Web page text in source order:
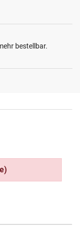
bestellbar.